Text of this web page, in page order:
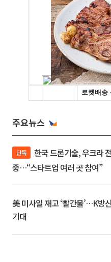
주요뉴스
단독
중…“스타트업 여러 곳 참여”
美 미사일 재고 ‘빨간불’…K방
기대